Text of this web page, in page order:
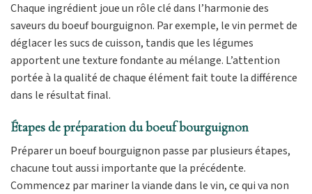
Chaque ingrédient joue un rôle clé dans l’harmonie des
saveurs du boeuf bourguignon. Par exemple, le vin permet de
déglacer les sucs de cuisson, tandis que les légumes
apportent une texture fondante au mélange. L’attention
portée à la qualité de chaque élément fait toute la différence
dans le résultat final.
Étapes de préparation du boeuf bourguignon
Préparer un boeuf bourguignon passe par plusieurs étapes,
chacune tout aussi importante que la précédente.
Commencez par mariner la viande dans le vin, ce qui va non